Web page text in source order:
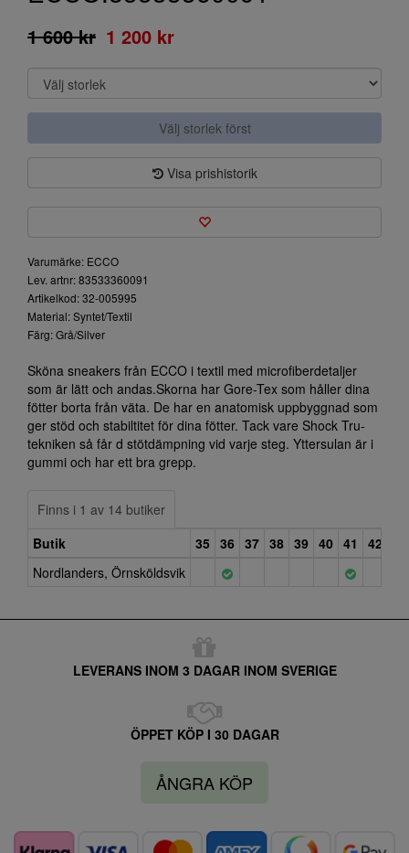
1 600 kr 1 200 kr
Välj storlek först
Visa prishistorik
Varumärke: ECCO
Lev. artnr: 83533360091
Artikelkod: 32-005995
Material: Syntet/Textil
Färg: Grå/Silver
Sköna sneakers från ECCO i textil med microfiberdetaljer
som är lätt och andas.Skorna har Gore-Tex som håller dina
fötter borta från väta. De har en anatomisk uppbyggnad som
ger stöd och stabiltitet för dina fötter. Tack vare Shock Tru-
tekniken så får d stötdämpning vid varje steg. Yttersulan är i
gummi och har ett bra grepp.
Finns i 1 av 14 butiker
Butik
35 36 37 38 39 40 41 42
Nordlanders, Örnsköldsvik
LEVERANS INOM 3 DAGAR INOM SVERIGE
ÖPPET KÖP I 30 DAGAR
ÅNGRA KÖP